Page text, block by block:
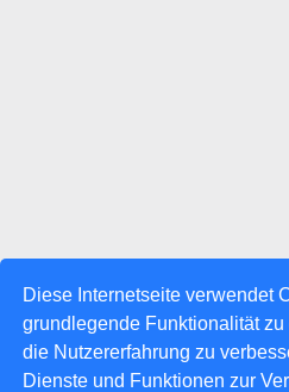
Diese Internetseite verwendet
grundlegende Funktionalität
die Nutzererfahrung zu
Dienste und Funktionen zur